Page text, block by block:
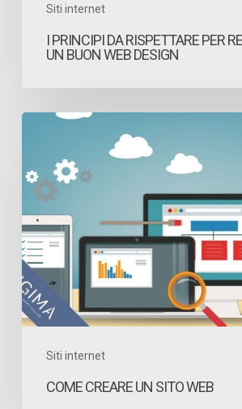
Siti internet
I PRINCIPI DA RISPETTARE PER
UN BUON WEB DESIGN
Siti internet
Come
un
sito
web
COME CREARE UN SITO WEB